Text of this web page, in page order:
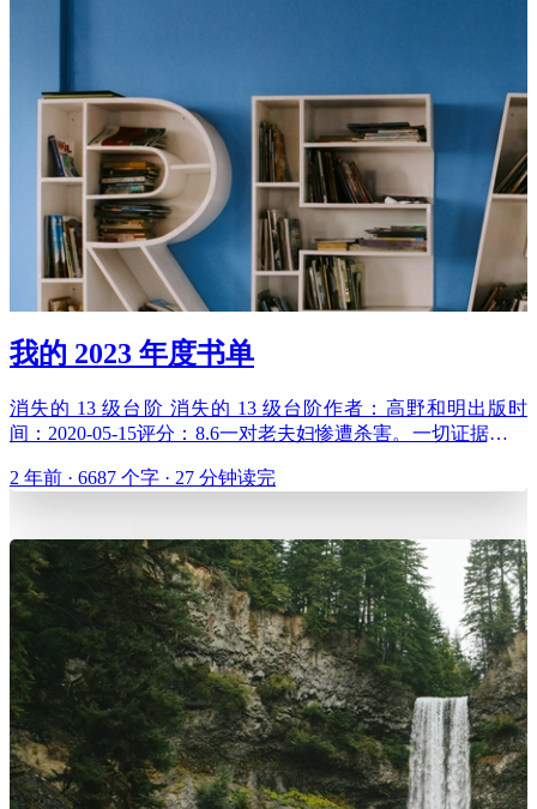
我的 2023 年度书单
消失的 13 级台阶 消失的 13 级台阶作者：高野和明出版时
间：2020-05-15评分：8.6一对老夫妇惨遭杀害。一切证据都指
忆……死刑执行官南乡携手刚假释出狱的纯一调查，希望替这
2 年前 · 6687 个字 · 27 分钟读完